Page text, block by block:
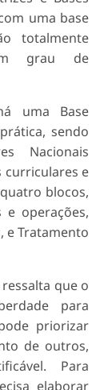
uma base
totalmente
grau de
uma Base
sendo
Nacionais
curriculares e
blocos,
operações,
e Tratamento
que o
para
priorizar
de outros,
Para
elaborar